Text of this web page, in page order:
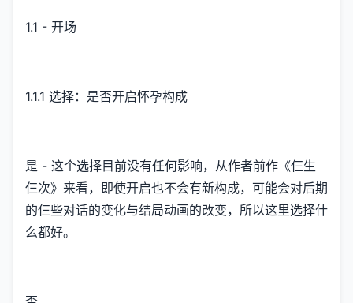
1.1 - 开场
1.1.1 选择：是否开启怀孕构成
是 - 这个选择目前没有任何影响，从作者前作《仨生
仨次》来看，即使开启也不会有新构成，可能会对后期
的仨些对话的变化与结局动画的改变，所以这里选择什
么都好。